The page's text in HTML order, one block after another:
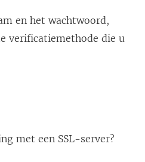
en het wachtwoord,
verificatiemethode die u
met een SSL-server?